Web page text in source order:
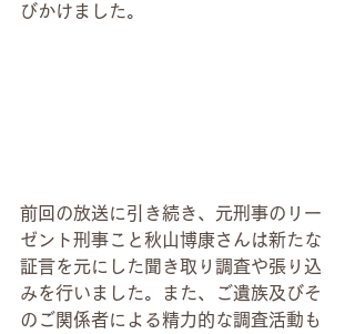
びかけました。
前回の放送に引き続き、元刑事のリー
ゼント刑事こと秋山博康さんは新たな
証言を元にした聞き取り調査や張り込
みを行いました。また、ご遺族及びそ
のご関係者による精力的な調査活動も